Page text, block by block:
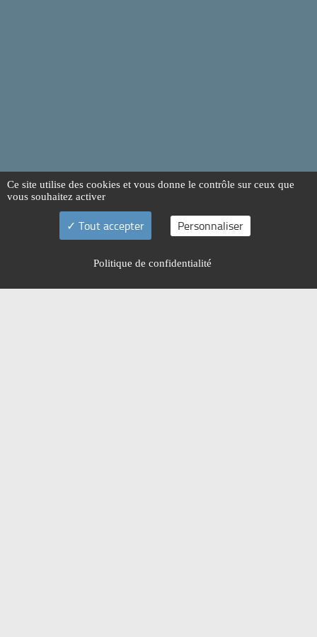
Ce site utilise des cookies et vous donne le contrôle sur ceux que
vous souhaitez activer
Tout accepter Personnaliser
Politique de confidentialité